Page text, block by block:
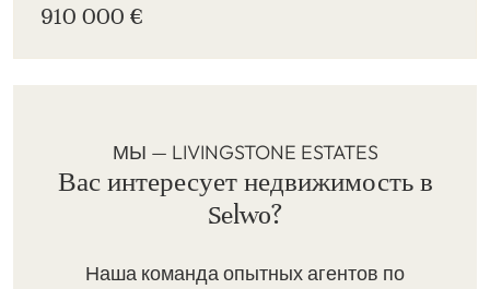
910 000 €
МЫ — LIVINGSTONE ESTATES
Вас интересует недвижимость в
Selwo?
Наша команда опытных агентов по